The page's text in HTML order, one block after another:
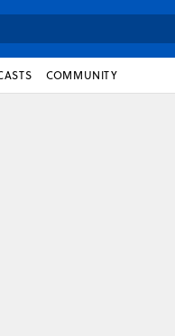
COMMUNITY